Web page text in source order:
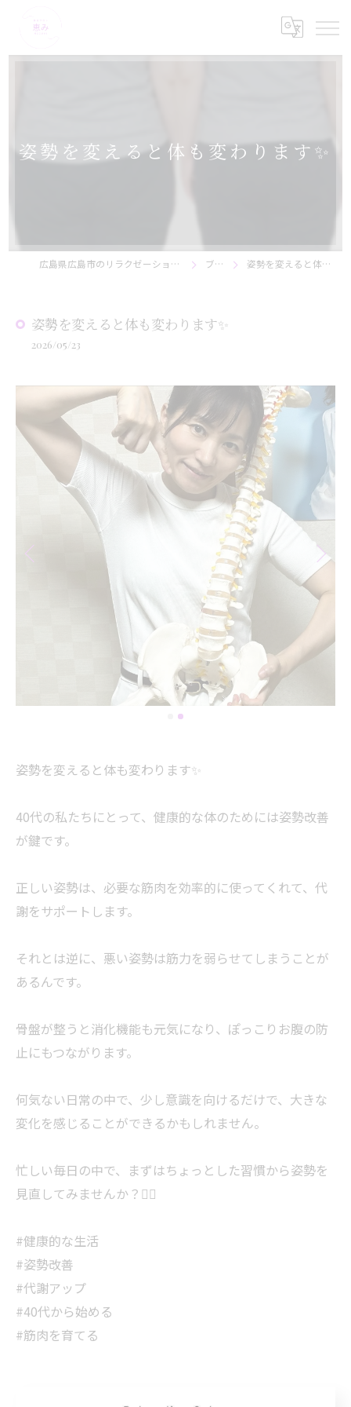
姿勢を変えると体も変わります✨
広島県広島市のリラクゼーションなら美骨サロン恵み ブログ 姿勢を変えると体も変わります✨
姿勢を変えると体も変わります✨
2026/05/23
姿勢を変えると体も変わります✨
40代の私たちにとって、健康的な体のためには姿勢改善
が鍵です。
正しい姿勢は、必要な筋肉を効率的に使ってくれて、代
謝をサポートします。
それとは逆に、悪い姿勢は筋力を弱らせてしまうことが
あるんです。
骨盤が整うと消化機能も元気になり、ぽっこりお腹の防
止にもつながります。
何気ない日常の中で、少し意識を向けるだけで、大きな
変化を感じることができるかもしれません。
忙しい毎日の中で、まずはちょっとした習慣から姿勢を
見直してみませんか？🧘‍♀️
#健康的な生活
#姿勢改善
#代謝アップ
#40代から始める
#筋肉を育てる